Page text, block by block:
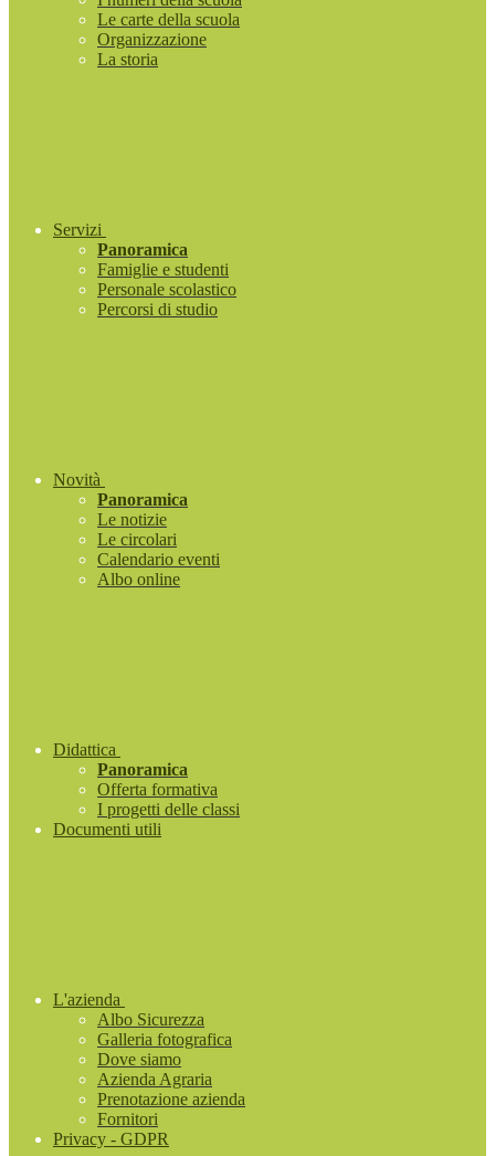
Le carte della scuola
Organizzazione
La storia
Servizi
Panoramica
Famiglie e studenti
Personale scolastico
Percorsi di studio
Novità
Panoramica
Le notizie
Le circolari
Calendario eventi
Albo online
Didattica
Panoramica
Offerta formativa
I progetti delle classi
Documenti utili
L'azienda
Albo Sicurezza
Galleria fotografica
Dove siamo
Azienda Agraria
Prenotazione azienda
Fornitori
Privacy - GDPR